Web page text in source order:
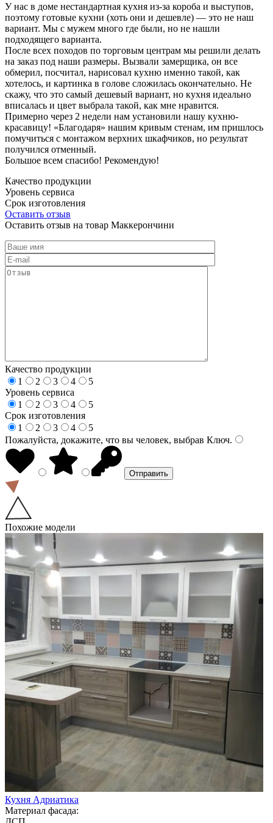
У нас в доме нестандартная кухня из-за короба и выступов,
поэтому готовые кухни (хоть они и дешевле) — это не наш
вариант. Мы с мужем много где были, но не нашли
подходящего варианта.
После всех походов по торговым центрам мы решили делать
на заказ под наши размеры. Вызвали замерщика, он все
обмерил, посчитал, нарисовал кухню именно такой, как
хотелось, и картинка в голове сложилась окончательно. Не
скажу, что это самый дешевый вариант, но кухня идеально
вписалась и цвет выбрала такой, как мне нравится.
Примерно через 2 недели нам установили нашу кухню-
красавицу! «Благодаря» нашим кривым стенам, им пришлось
помучиться с монтажом верхних шкафчиков, но результат
получился отменный.
Большое всем спасибо! Рекомендую!
Качество продукции
Уровень сервиса
Срок изготовления
Оставить отзыв
Оставить отзыв на товар Маккерончини
Качество продукции
1
2 3 4
5
Уровень сервиса
1
2 3 4
5
Срок изготовления
1
2 3 4
5
Пожалуйста, докажите, что вы человек, выбрав Ключ.
Похожие модели
Кухня Адриатика
Материал фасада: